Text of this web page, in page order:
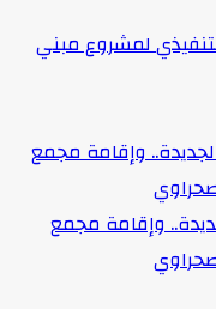
لمشروع مبني
وإقامة مجمع